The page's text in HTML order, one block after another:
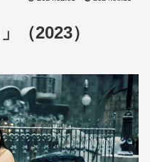
（2023）